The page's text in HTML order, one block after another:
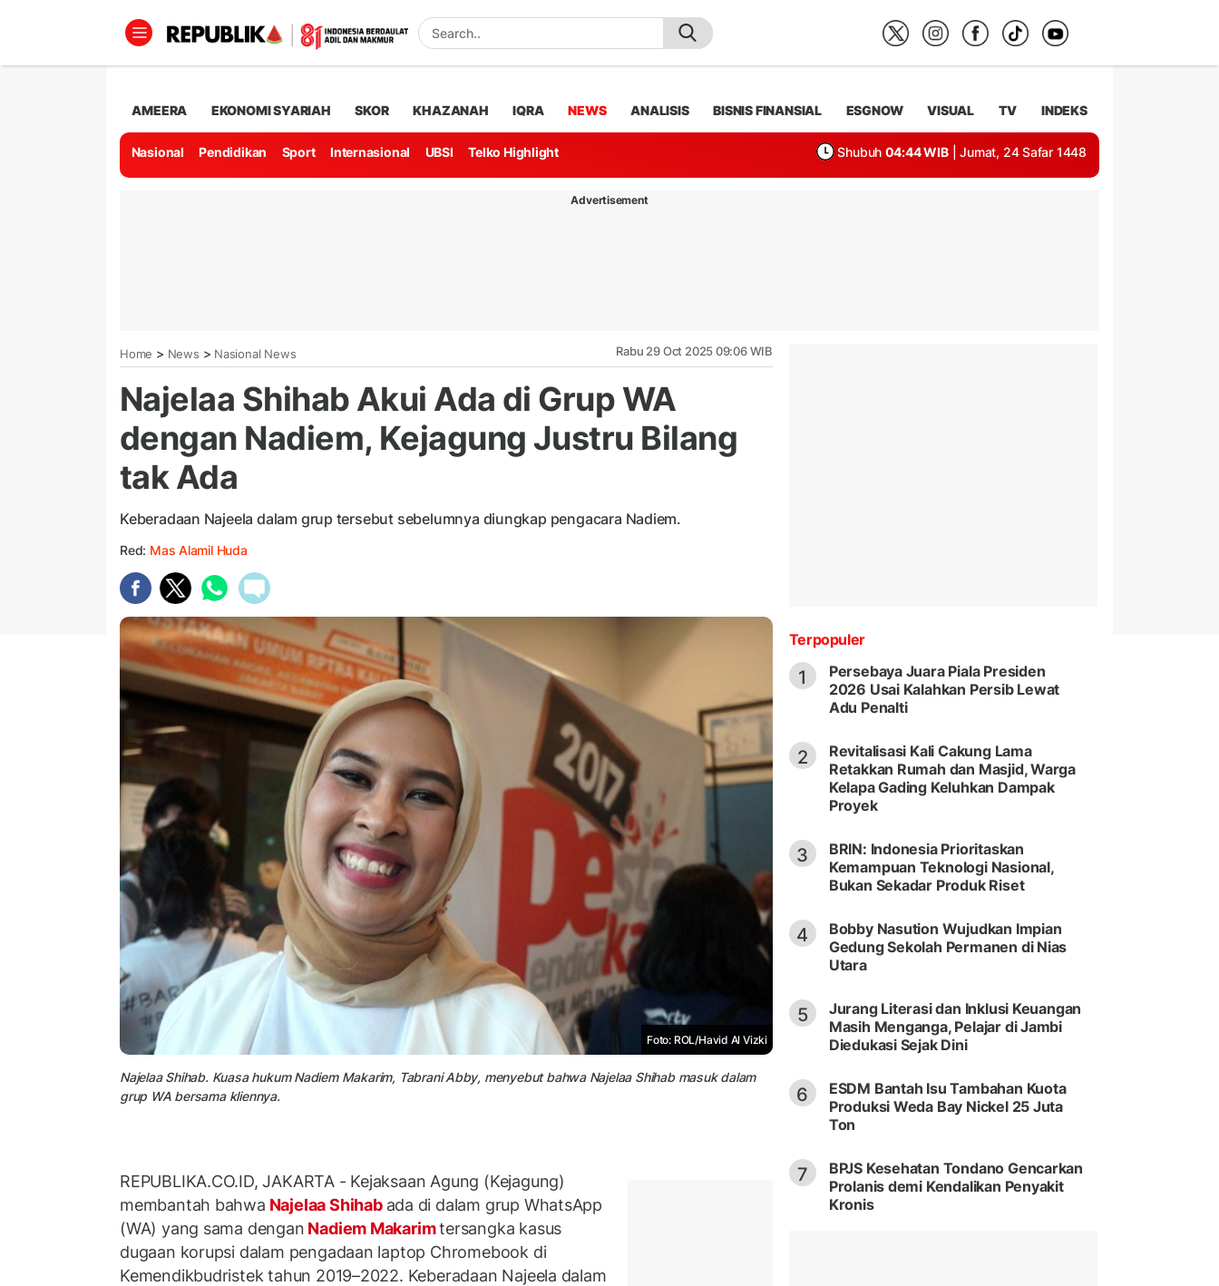
AMEERA EKONOMI SYARIAH SKOR KHAZANAH IQRA NEWS ANALISIS BISNIS FINANSIAL ESGNOW VISUAL TV INDEKS
Nasional Pendidikan Sport Internasional UBSI Telko Highlight Shubuh 04:44 WIB | Jumat, 24 Safar 1448
Advertisement
Home > News > Nasional News Rabu 29 Oct 2025 09:06 WIB
Najelaa Shihab Akui Ada di Grup WA
dengan Nadiem, Kejagung Justru Bilang
tak Ada
Keberadaan Najeela dalam grup tersebut sebelumnya diungkap pengacara Nadiem.
Red: Mas Alamil Huda
Foto: ROL/Havid Al Vizki
Najelaa Shihab. Kuasa hukum Nadiem Makarim, Tabrani Abby, menyebut bahwa Najelaa Shihab masuk dalam
grup WA bersama kliennya.
REPUBLIKA.CO.ID, JAKARTA - Kejaksaan Agung (Kejagung)
membantah bahwa Najelaa Shihab ada di dalam grup WhatsApp
(WA) yang sama dengan Nadiem Makarimtersangka kasus
dugaan korupsi dalam pengadaan laptop Chromebook di
Kemendikbudristek tahun 2019–2022. Keberadaan Najeela dalam
Terpopuler
1
Persebaya Juara Piala Presiden
2026 Usai Kalahkan Persib Lewat
Adu Penalti
2
Revitalisasi Kali Cakung Lama
Retakkan Rumah dan Masjid, Warga
Kelapa Gading Keluhkan Dampak
Proyek
3
BRIN: Indonesia Prioritaskan
Kemampuan Teknologi Nasional,
Bukan Sekadar Produk Riset
4
Bobby Nasution Wujudkan Impian
Gedung Sekolah Permanen di Nias
Utara
5
Jurang Literasi dan Inklusi Keuangan
Masih Menganga, Pelajar di Jambi
Diedukasi Sejak Dini
6
ESDM Bantah Isu Tambahan Kuota
Produksi Weda Bay Nickel 25 Juta
Ton
7
BPJS Kesehatan Tondano Gencarkan
Prolanis demi Kendalikan Penyakit
Kronis